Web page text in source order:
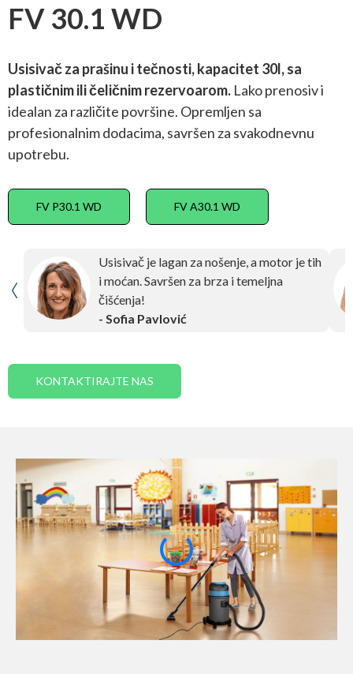
FV 30.1 WD
Usisivač za prašinu i tečnosti, kapacitet 30l, sa
plastičnim ili čeličnim rezervoarom. Lako prenosiv i
idealan za različite površine. Opremljen sa
profesionalnim dodacima, savršen za svakodnevnu
upotrebu.
FV P30.1 WD FV A30.1 WD
Usisivač je lagan za nošenje, a motor je tih
i moćan. Savršen za brza i temeljna
čišćenja!
- Sofia Pavlović
KONTAKTIRAJTE NAS